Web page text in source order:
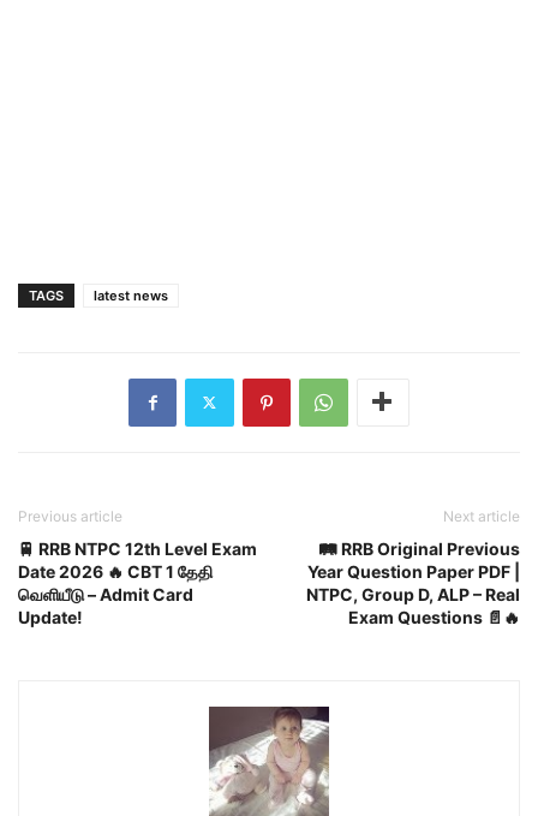
TAGS latest news
Previous article
🚆 RRB NTPC 12th Level Exam
Date 2026 🔥 CBT 1 தேதி
வெளியீடு – Admit Card
Update!
Next article
🛤️ RRB Original Previous
Year Question Paper PDF |
NTPC, Group D, ALP – Real
Exam Questions 📄🔥